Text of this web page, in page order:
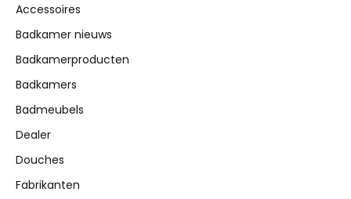
Accessoires
Badkamer nieuws
Badkamerproducten
Badkamers
Badmeubels
Dealer
Douches
Fabrikanten